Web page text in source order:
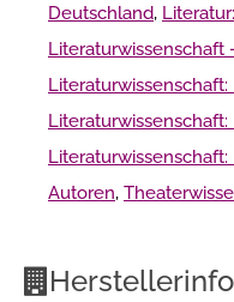
Deutschland,
Literaturwissenschaft
Autoren,